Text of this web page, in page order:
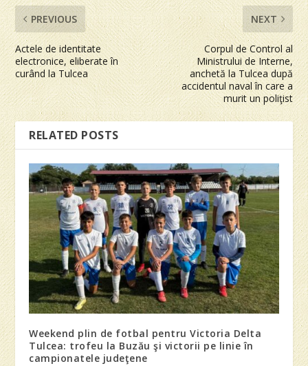
PREVIOUS
Actele de identitate
electronice, eliberate în
curând la Tulcea
NEXT
Corpul de Control al
Ministrului de Interne,
anchetă la Tulcea după
accidentul naval în care a
murit un poliţist
RELATED POSTS
Weekend plin de fotbal pentru Victoria Delta
Tulcea: trofeu la Buzău şi victorii pe linie în
campionatele judeţene